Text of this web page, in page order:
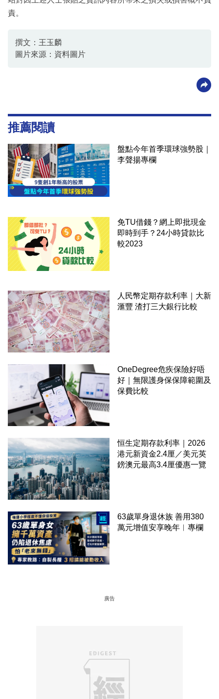
責。
撰文：王玉麟
圖片來源：資料圖片
推薦閱讀
盤點今年首季環球強勢股｜
李聲揚專欄
免TU借錢？網上即批現金
即時到手？24小時貸款比
較2023
人民幣定期存款利率｜大新
滙豐 渣打三大銀行比較
OneDegree危疾保險好唔
好｜無限護身保保障範圍及
保費比較
恒生定期存款利率｜2026
港元新資金2.4厘／美元英
鎊澳元最高3.4厘優惠一覽
63歲單身退休族 善用380
萬元增值安享晚年︳專欄
廣告